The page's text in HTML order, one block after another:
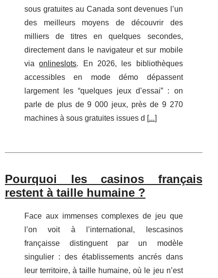
sous gratuites au Canada sont devenues l’un
des meilleurs moyens de découvrir des
milliers de titres en quelques secondes,
directement dans le navigateur et sur mobile
viaonlineslots. En 2026, les bibliothèques
accessibles en mode démo dépassent
largement les “quelques jeux d’essai” : on
parle de plus de 9 000 jeux, près de 9 270
machines à sous gratuites issues d [...]
Pourquoi les casinos français
restent à taille humaine ?
Face aux immenses complexes de jeu que
l’on voit à l’international, lescasinos
françaisse distinguent par un modèle
singulier : des établissements ancrés dans
leur territoire, à taille humaine, où le jeu n’est